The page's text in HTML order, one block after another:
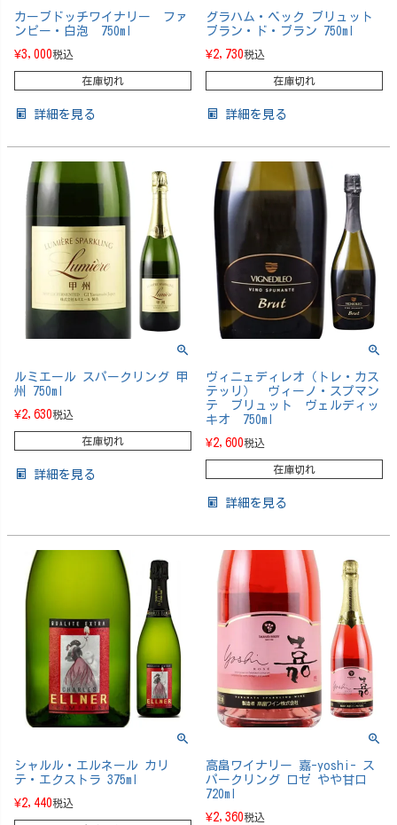
カーブドッチワイナリー ファ
ンピー・白泡 750ml
¥3,000税込
在庫切れ
詳細を見る
グラハム・ベック ブリュット
ブラン・ド・ブラン 750ml
¥2,730税込
在庫切れ
詳細を見る
ルミエール スパークリング 甲
州 750ml
¥2,630税込
在庫切れ
詳細を見る
ヴィニェディレオ（トレ・カス
テッリ） ヴィーノ・スプマン
テ ブリュット ヴェルディッ
キオ 750ml
¥2,600税込
在庫切れ
詳細を見る
シャルル・エルネール カリ
テ・エクストラ 375ml
¥2,440税込
高畠ワイナリー 嘉-yoshi- ス
パークリング ロゼ やや甘口
720ml
¥2,360税込